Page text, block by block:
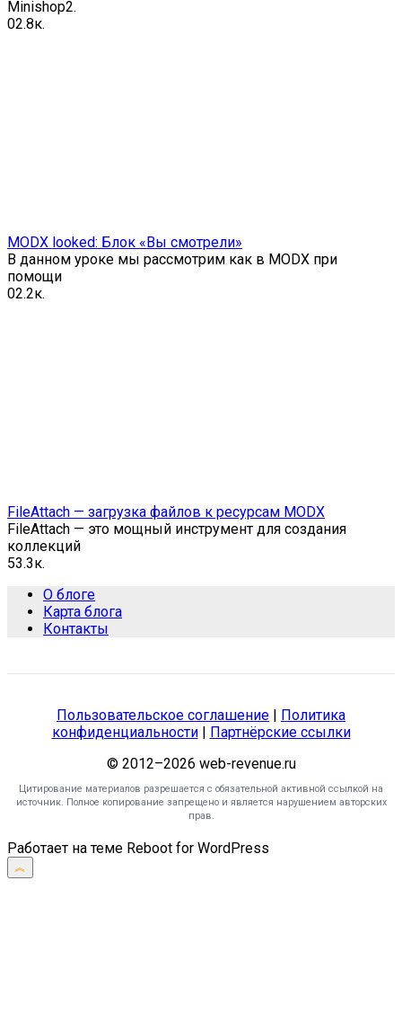
Minishop2.
02.8к.
MODX looked: Блок «Вы смотрели»
В данном уроке мы рассмотрим как в MODX при
помощи
02.2к.
FileAttach — загрузка файлов к ресурсам MODX
FileAttach — это мощный инструмент для создания
коллекций
53.3к.
О блоге
Карта блога
Контакты
Пользовательское соглашение
Политика
конфиденциальности|
Партнёрские ссылки
© 2012–2026 web-revenue.ru
Цитирование материалов разрешается с обязательной активной ссылкой на
источник. Полное копирование запрещено и является нарушением авторских
прав.
Работает на теме Reboot for WordPress